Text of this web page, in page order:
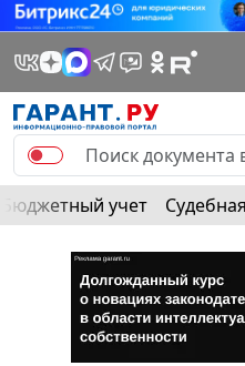
Бюджетный учет